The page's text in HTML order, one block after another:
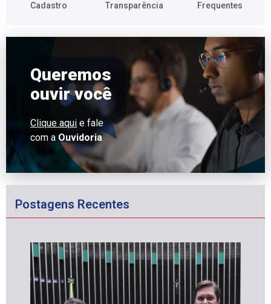
Cadastro​
Transparência​
Frequentes​
Queremos
ouvir você
Clique aqui e fale
com a Ouvidoria
Postagens Recentes